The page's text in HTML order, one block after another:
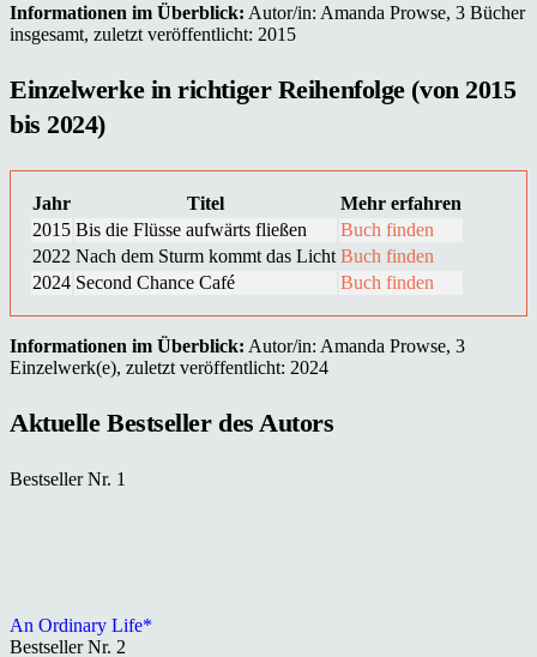
Informationen im Überblick: Autor/in: Amanda Prowse, 3 Bücher
insgesamt, zuletzt veröffentlicht: 2015
Einzelwerke in richtiger Reihenfolge (von 2015
bis 2024)
Jahr Titel
Mehr erfahren
2015 Bis die Flüsse aufwärts fließen
Buch finden
2022 Nach dem Sturm kommt das Licht Buch finden
2024 Second Chance Café Buch finden
Informationen im Überblick: Autor/in: Amanda Prowse, 3
Einzelwerk(e), zuletzt veröffentlicht: 2024
Aktuelle Bestseller des Autors
Bestseller Nr. 1
An Ordinary Life*
Bestseller Nr. 2